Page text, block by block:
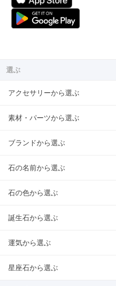
選ぶ
アクセサリーから選ぶ
素材・パーツから選ぶ
ブランドから選ぶ
石の名前から選ぶ
石の色から選ぶ
誕生石から選ぶ
運気から選ぶ
星座石から選ぶ